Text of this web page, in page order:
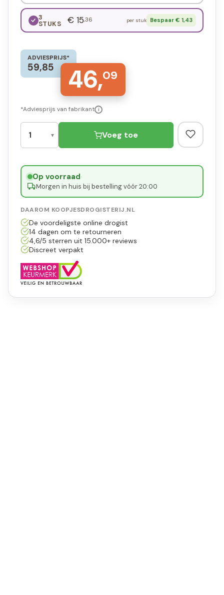
3
STUKS € 15,36 per stuk Bespaar € 1,43
ADVIESPRIJS*
59,85 46,09
*Adviesprijs van fabrikant i
Voeg toe
Op voorraad·
Morgen in huis bij bestelling vóór 20:00
DAAROM KOOPJESDROGISTERIJ.NL
De voordeligste online drogist
14 dagen om te retourneren
4,6/5 sterren uit 15.000+ reviews
Discreet verpakt